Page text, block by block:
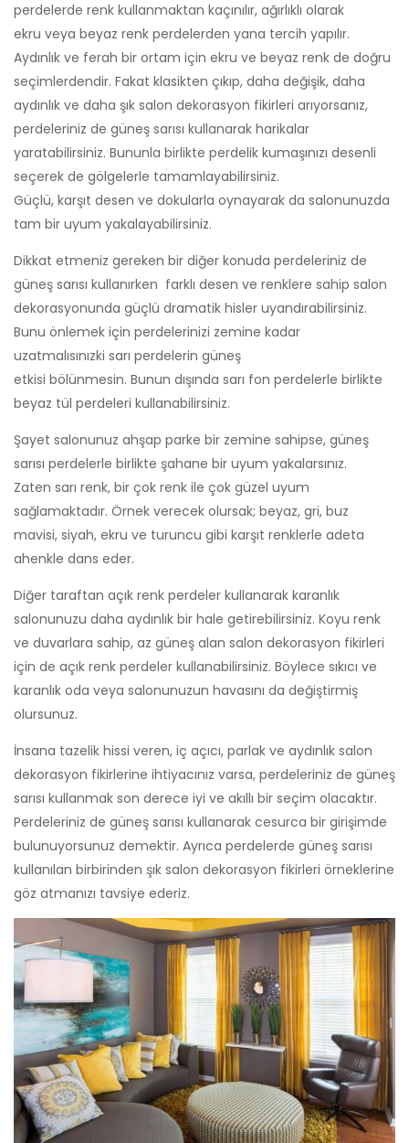
perdelerde renk kullanmaktan kaçınılır, ağırlıklı olarak
ekru veya beyaz renk perdelerden yana tercih yapılır.
Aydınlık ve ferah bir ortam için ekru ve beyaz renk de doğru
seçimlerdendir. Fakat klasikten çıkıp, daha değişik, daha
aydınlık ve daha şık salon dekorasyon fikirleri arıyorsanız,
perdeleriniz de güneş sarısı kullanarak harikalar
yaratabilirsiniz. Bununla birlikte perdelik kumaşınızı desenli
seçerek de gölgelerle tamamlayabilirsiniz.
Güçlü, karşıt desen ve dokularla oynayarak da salonunuzda
tam bir uyum yakalayabilirsiniz.
Dikkat etmeniz gereken bir diğer konuda perdeleriniz de
güneş sarısı kullanırken farklı desen ve renklere sahip salon
dekorasyonunda güçlü dramatik hisler uyandırabilirsiniz.
Bunu önlemek için perdelerinizi zemine kadar
uzatmalısınızki sarı perdelerin güneş
etkisi bölünmesin. Bunun dışında sarı fon perdelerle birlikte
beyaz tül perdeleri kullanabilirsiniz.
Şayet salonunuz ahşap parke bir zemine sahipse, güneş
sarısı perdelerle birlikte şahane bir uyum yakalarsınız.
Zaten sarı renk, bir çok renk ile çok güzel uyum
sağlamaktadır. Örnek verecek olursak; beyaz, gri, buz
mavisi, siyah, ekru ve turuncu gibi karşıt renklerle adeta
ahenkle dans eder.
Diğer taraftan açık renk perdeler kullanarak karanlık
salonunuzu daha aydınlık bir hale getirebilirsiniz. Koyu renk
ve duvarlara sahip, az güneş alan salon dekorasyon fikirleri
için de açık renk perdeler kullanabilirsiniz. Böylece sıkıcı ve
karanlık oda veya salonunuzun havasını da değiştirmiş
olursunuz.
İnsana tazelik hissi veren, iç açıcı, parlak ve aydınlık salon
dekorasyon fikirlerine ihtiyacınız varsa, perdeleriniz de güneş
sarısı kullanmak son derece iyi ve akıllı bir seçim olacaktır.
Perdeleriniz de güneş sarısı kullanarak cesurca bir girişimde
bulunuyorsunuz demektir. Ayrıca perdelerde güneş sarısı
kullanılan birbirinden şık salon dekorasyon fikirleri örneklerine
göz atmanızı tavsiye ederiz.